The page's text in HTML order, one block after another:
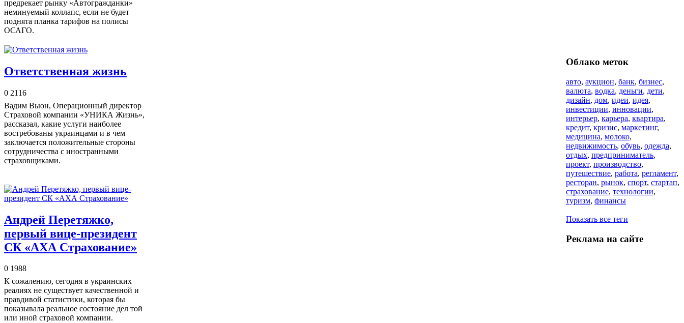
предрекает рынку «Автогражданки»
неминуемый коллапс, если не будет
поднята планка тарифов на полисы
ОСАГО.
Ответственная жизнь
0 2116
Вадим Вьюн, Операционный директор
Страховой компании «УНИКА Жизнь»,
рассказал, какие услуги наиболее
востребованы украинцами и в чем
заключается положительные стороны
сотрудничества с иностранными
страховщиками.
Андрей Перетяжко,
первый вице-президент
СК «АХА Страхование»
0 1988
К сожалению, сегодня в украинских
реалиях не существует качественной и
правдивой статистики, которая бы
показывала реальное состояние дел той
или иной страховой компании.
Облако меток
авто, аукцион, банк, бизнес,
валюта, водка, деньги, дети,
дизайн, дом, идеи, идея,
инвестиции, инновации,
интерьер, карьера, квартира,
кредит, кризис, маркетинг,
медицина, молоко,
недвижимость, обувь, одежда,
отдых, предприниматель,
проект, производство,
путешествие, работа, регламент,
ресторан, рынок, спорт, стартап,
страхование, технологии,
туризм, финансы
Показать все теги
Реклама на сайте